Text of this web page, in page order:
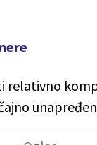
relativno